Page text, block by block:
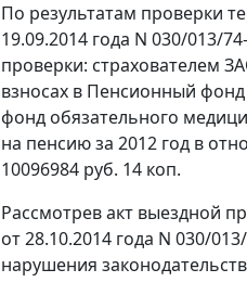
По результатам проверки
19.09.2014 года N 030/013/
проверки: страхователем
взносах в Пенсионный
фонд обязательного
на пенсию за 2012 год в
10096984 руб. 14 коп.
Рассмотрев акт выездной
от 28.10.2014 года N 030/
нарушения